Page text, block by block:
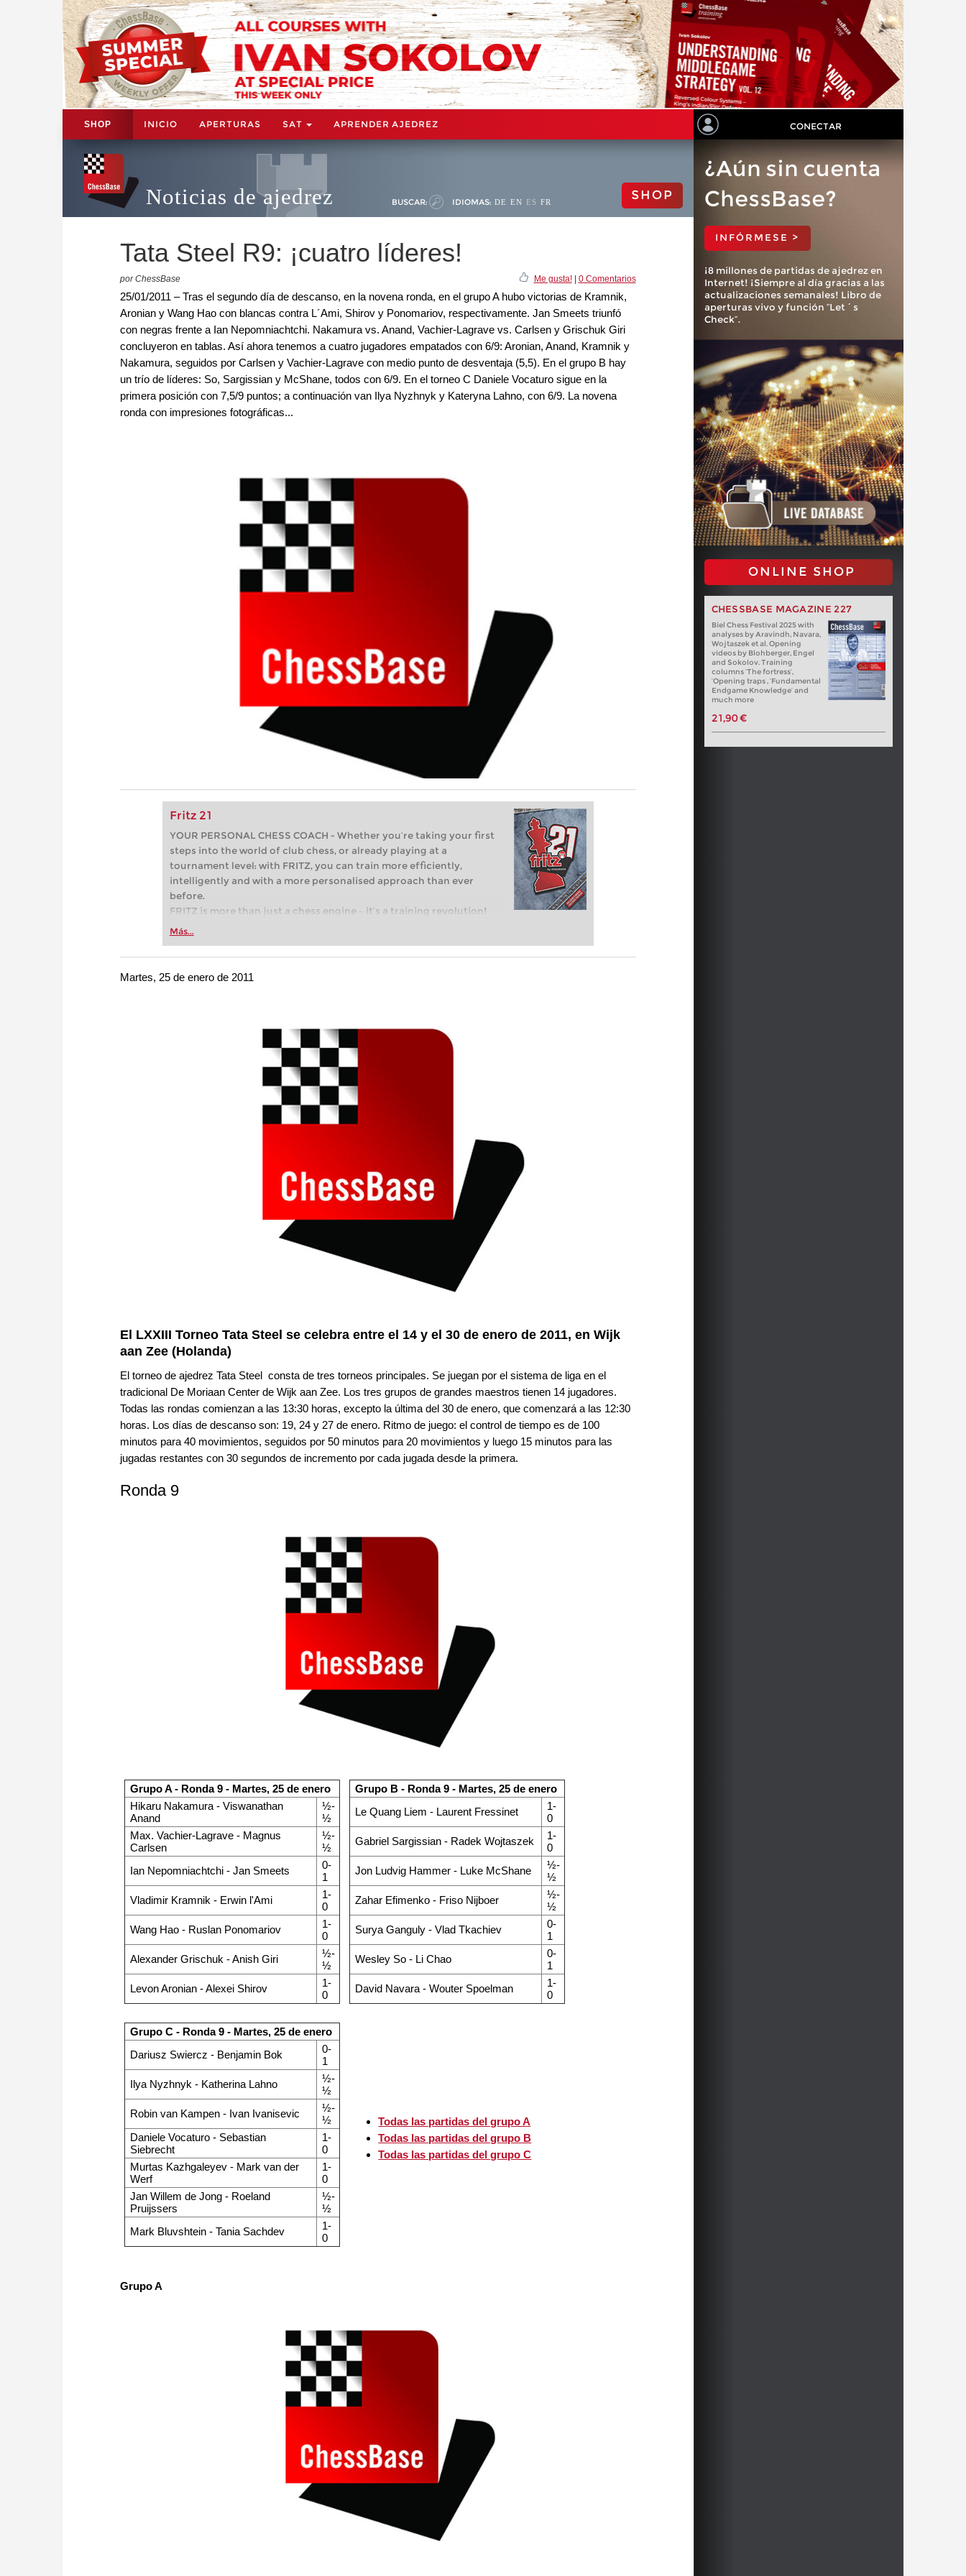
SHOP INICIO APERTURAS SAT APRENDER AJEDREZ CONECTAR
Noticias de ajedrez BUSCAR: IDIOMAS: DE EN ES FR SHOP
Tata Steel R9: ¡cuatro líderes!
por ChessBase Me gusta!| 0 Comentarios
25/01/2011 – Tras el segundo día de descanso, en la novena ronda, en el grupo A hubo victorias de Kramnik,
Aronian y Wang Hao con blancas contra L´Ami, Shirov y Ponomariov, respectivamente. Jan Smeets triunfó
con negras frente a Ian Nepomniachtchi. Nakamura vs. Anand, Vachier-Lagrave vs. Carlsen y Grischuk Giri
concluyeron en tablas. Así ahora tenemos a cuatro jugadores empatados con 6/9: Aronian, Anand, Kramnik y
Nakamura, seguidos por Carlsen y Vachier-Lagrave con medio punto de desventaja (5,5). En el grupo B hay
un trío de líderes: So, Sargissian y McShane, todos con 6/9. En el torneo C Daniele Vocaturo sigue en la
primera posición con 7,5/9 puntos; a continuación van Ilya Nyzhnyk y Kateryna Lahno, con 6/9. La novena
ronda con impresiones fotográficas...
Fritz 21
YOUR PERSONAL CHESS COACH - Whether you’re taking your first
steps into the world of club chess, or already playing at a
tournament level: with FRITZ, you can train more efficiently,
intelligently and with a more personalised approach than ever
before.
FRITZ is more than just a chess engine – it’s a training revolution!
Whether you’re taking your first steps into the world of club chess,
more efficiently, intelligently and with a more personalised
approach than ever before.
Más...
¿Aún sin cuenta
ChessBase?
INFÓRMESE >
¡8 millones de partidas de ajedrez en
Internet! ¡Siempre al día gracias a las
actualizaciones semanales! Libro de
aperturas vivo y función “Let´s
Check”.
ONLINE SHOP
CHESSBASE MAGAZINE 227
Biel Chess Festival 2025 with
analyses by Aravindh, Navara,
Wojtaszek et al. Opening
videos by Blohberger, Engel
and Sokolov. Training
columns ‘The fortress’,
‘Opening traps , ‘Fundamental
Endgame Knowledge’ and
much more
21,90 €
Martes, 25 de enero de 2011
El LXXIII Torneo Tata Steel se celebra entre el 14 y el 30 de enero de 2011, en Wijk
aan Zee (Holanda)
El torneo de ajedrez Tata Steel consta de tres torneos principales. Se juegan por el sistema de liga en el
tradicional De Moriaan Center de Wijk aan Zee. Los tres grupos de grandes maestros tienen 14 jugadores.
Todas las rondas comienzan a las 13:30 horas, excepto la última del 30 de enero, que comenzará a las 12:30
horas. Los días de descanso son: 19, 24 y 27 de enero. Ritmo de juego: el control de tiempo es de 100
minutos para 40 movimientos, seguidos por 50 minutos para 20 movimientos y luego 15 minutos para las
jugadas restantes con 30 segundos de incremento por cada jugada desde la primera.
Ronda 9
Grupo A - Ronda 9 - Martes, 25 de enero
Hikaru Nakamura - Viswanathan
Anand
½-
½
Max. Vachier-Lagrave - Magnus
Carlsen
½-
½
Ian Nepomniachtchi - Jan Smeets
0-
1
Vladimir Kramnik - Erwin l'Ami
1-
0
Wang Hao - Ruslan Ponomariov
1-
0
Alexander Grischuk - Anish Giri
½-
½
Levon Aronian - Alexei Shirov
1-
0
Grupo B - Ronda 9 - Martes, 25 de enero
Le Quang Liem - Laurent Fressinet
1-
0
Gabriel Sargissian - Radek Wojtaszek
1-
0
Jon Ludvig Hammer - Luke McShane
½-
½
Zahar Efimenko - Friso Nijboer
½-
½
Surya Ganguly - Vlad Tkachiev
0-
1
Wesley So - Li Chao
0-
1
David Navara - Wouter Spoelman
1-
0
Grupo C - Ronda 9 - Martes, 25 de enero
Dariusz Swiercz - Benjamin Bok
0-
1
Ilya Nyzhnyk - Katherina Lahno
½-
½
Robin van Kampen - Ivan Ivanisevic
½-
½
Daniele Vocaturo - Sebastian
Siebrecht
1-
0
Murtas Kazhgaleyev - Mark van der
Werf
1-
0
Jan Willem de Jong - Roeland
Pruijssers
½-
½
Mark Bluvshtein - Tania Sachdev
1-
0
Todas las partidas del grupo A
Todas las partidas del grupo B
Todas las partidas del grupo C
Grupo A